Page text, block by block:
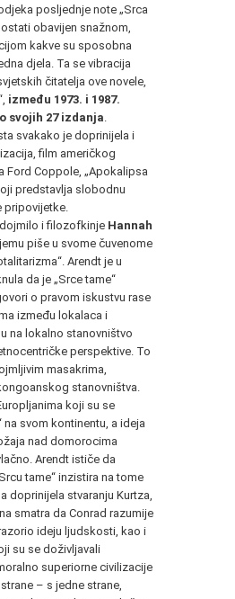
posljednje note „Srca
obavijen snažnom,
kakve su sposobna
djela. Ta se vibracija
čitatelja ove novele,
između 1973. i 1987.
svojih 27 izdanja
svakako je doprinijela i
film američkog
Ford Coppole, „Apokalipsa
predstavlja slobodnu
pripovijetke.
i filozofkinje Hannah
piše u svome čuvenome
Arendt je u
da je „Srce tame“
o pravom iskustvu rase
između lokalaca i
na lokalno stanovništvo
perspektive. To
masakrima,
stanovništva.
koji su se
na svom kontinentu, a ideja
nad domorocima
Arendt ističe da
tame“ inzistira na tome
doprinijela stvaranju Kurtza,
smatra da Conrad razumije
ideju ljudskosti, kao i
su se doživljavali
superiorne civilizacije
– s jedne strane,